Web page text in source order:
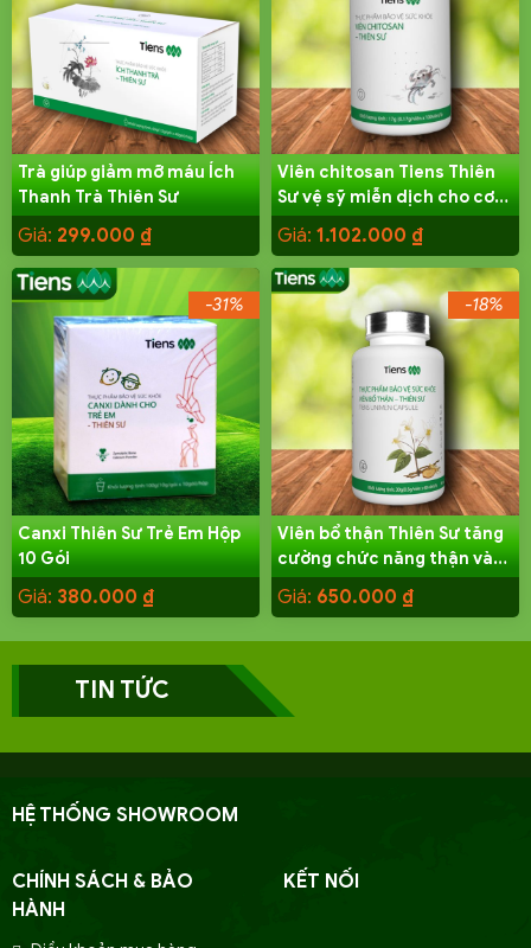
Trà giúp giảm mỡ máu Ích
Thanh Trà Thiên Sư
Giá: 299.000 ₫
Viên chitosan Tiens Thiên
Sư vệ sỹ miễn dịch cho cơ
thể hộp 100 viên
Giá: 1.102.000 ₫
Canxi Thiên Sư Trẻ Em Hộp
10 Gói
Giá: 380.000 ₫
-31%
Viên bổ thận Thiên Sư tăng
cường chức năng thận và
sinh lý Nam
Giá: 650.000 ₫
-18%
TIN TỨC
HỆ THỐNG SHOWROOM
CHÍNH SÁCH & BẢO
HÀNH
KẾT NỐI